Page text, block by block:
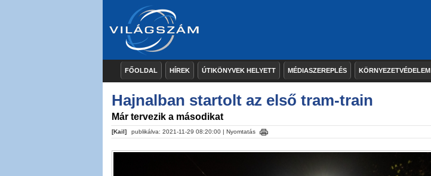
FŐOLDAL HÍREK ÚTIKÖNYVEK HELYETT MÉDIASZEREPLÉS KÖRNYEZETVÉDELEM
Hajnalban startolt az első tram-train
Már tervezik a másodikat
[Kail] publikálva: 2021-11-29 08:20:00 | Nyomtatás